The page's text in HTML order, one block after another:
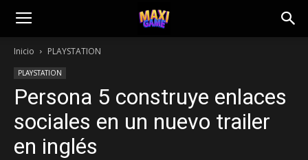
Inicio PLAYSTATION
PLAYSTATION
Persona 5 construye enlaces
sociales en un nuevo trailer
en inglés